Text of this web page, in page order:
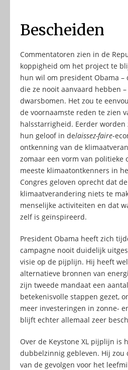
Bescheiden
Commentatoren zien in de
koppigheid om het project te
hun wil om president Obama
die ze nooit aanvaard hebben
dwarsbomen. Het zou te
de voornaamste reden te zien
halsstarrigheid. Eerder
hun geloof in delaissez-faire-
ontkenning van de
zomaar een vorm van politieke
meeste klimaatontkenners in
Congres geloven oprecht dat
klimaatverandering niets te
menselijke activiteiten en dat
zelf is geïnspireerd.
President Obama heeft zich
campagne nooit duidelijk
visie op de pijplijn. Hij heeft
alternatieve bronnen van
zijn tweede mandaat een
betekenisvolle stappen gezet,
meer investeringen in zonne-
blijft echter allemaal zeer
Over de Keystone XL pijplijn is
dubbelzinnig gebleven. Hij zou
van de gevolgen voor het